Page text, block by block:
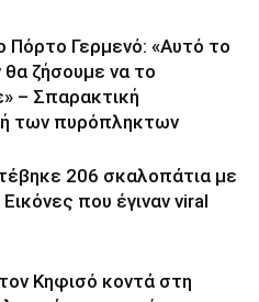
Πόρτο Γερμενό: «Αυτό το
ζήσουμε να το
– Σπαρακτική
των πυρόπληκτων
206 σκαλοπάτια με
που έγιναν viral
Κηφισό κοντά στη